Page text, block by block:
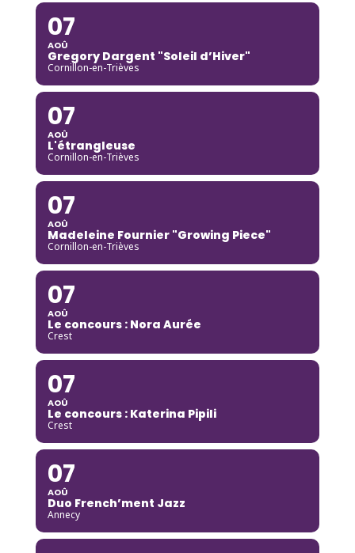
07
AOÛ
Gregory Dargent "Soleil d’Hiver"
Cornillon-en-Trièves
07
AOÛ
L'étrangleuse
Cornillon-en-Trièves
07
AOÛ
Madeleine Fournier "Growing Piece"
Cornillon-en-Trièves
07
AOÛ
Le concours : Nora Aurée
Crest
07
AOÛ
Le concours : Katerina Pipili
Crest
07
AOÛ
Duo French’ment Jazz
Annecy